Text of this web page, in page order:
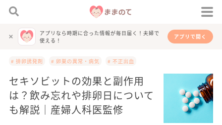
アプリなら時期に合った情報が毎日届く！夫婦で
使える！
アプリで開く
# 排卵誘発剤 # 卵巣の異常・病気 # 不正出血
セキソビットの効果と副作用
は？飲み忘れや排卵日について
も解説｜産婦人科医監修